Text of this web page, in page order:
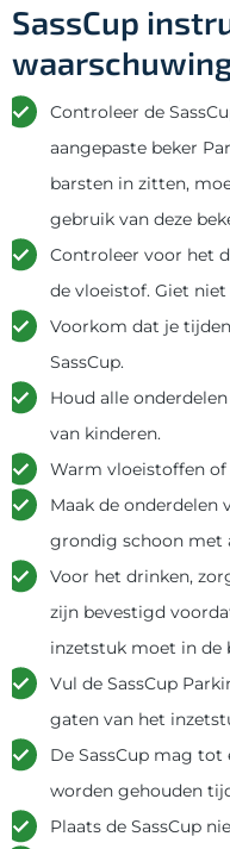
SassCup
Controleer de
aangepaste beker
barsten in zitten,
gebruik van deze
Controleer voor het
de vloeistof. Giet
Voorkom dat je
SassCup.
Houd alle
van kinderen.
Warm vloeistoffen of
Maak de onderdelen
grondig schoon met
Voor het drinken,
zijn bevestigd
inzetstuk moet in de
Vul de SassCup
gaten van het
De SassCup mag tot
worden gehouden
Plaats de SassCup